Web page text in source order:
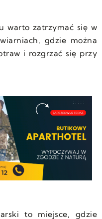
warto zatrzymać się w
gdzie można
i rozgrzać się przy
to miejsce, gdzie